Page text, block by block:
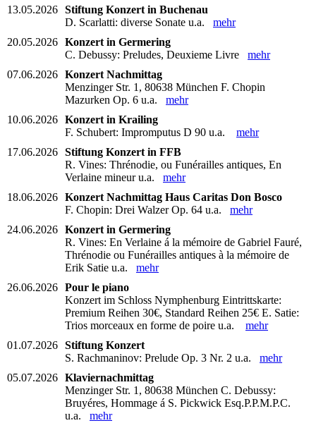
13.05.2026 Stiftung Konzert in Buchenau
D. Scarlatti: diverse Sonate u.a. mehr
20.05.2026 Konzert in Germering
C. Debussy: Preludes, Deuxieme Livre mehr
07.06.2026 Konzert Nachmittag
Menzinger Str. 1, 80638 München F. Chopin
Mazurken Op. 6 u.a. mehr
10.06.2026 Konzert in Krailing
F. Schubert: Impromputus D 90 u.a. mehr
17.06.2026 Stiftung Konzert in FFB
R. Vines: Thrénodie, ou Funérailles antiques, En
Verlaine mineur u.a. mehr
18.06.2026 Konzert Nachmittag Haus Caritas Don Bosco
F. Chopin: Drei Walzer Op. 64 u.a. mehr
24.06.2026 Konzert in Germering
R. Vines: En Verlaine á la mémoire de Gabriel Fauré,
Thrénodie ou Funérailles antiques à la mémoire de
Erik Satie u.a. mehr
26.06.2026 Pour le piano
Konzert im Schloss Nymphenburg Eintrittskarte:
Premium Reihen 30€, Standard Reihen 25€ E. Satie:
Trios morceaux en forme de poire u.a. mehr
01.07.2026 Stiftung Konzert
S. Rachmaninov: Prelude Op. 3 Nr. 2 u.a. mehr
05.07.2026 Klaviernachmittag
Menzinger Str. 1, 80638 München C. Debussy:
Bruyéres, Hommage á S. Pickwick Esq.P.P.M.P.C.
u.a. mehr